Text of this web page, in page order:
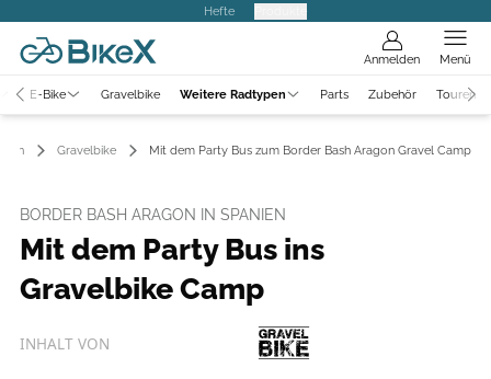
Hefte
Anmelden Menü
E-Bike Gravelbike Weitere Radtypen Parts Zubehör Touren
Gravelbike Mit dem Party Bus zum Border Bash Aragon Gravel Camp
BORDER BASH ARAGON IN SPANIEN
Mit dem Party Bus ins
Gravelbike Camp
INHALT VON